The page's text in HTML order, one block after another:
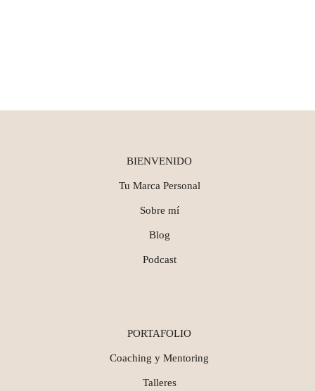
BIENVENIDO
Tu Marca Personal
Sobre mí
Blog
Podcast
PORTAFOLIO
Coaching y Mentoring
Talleres